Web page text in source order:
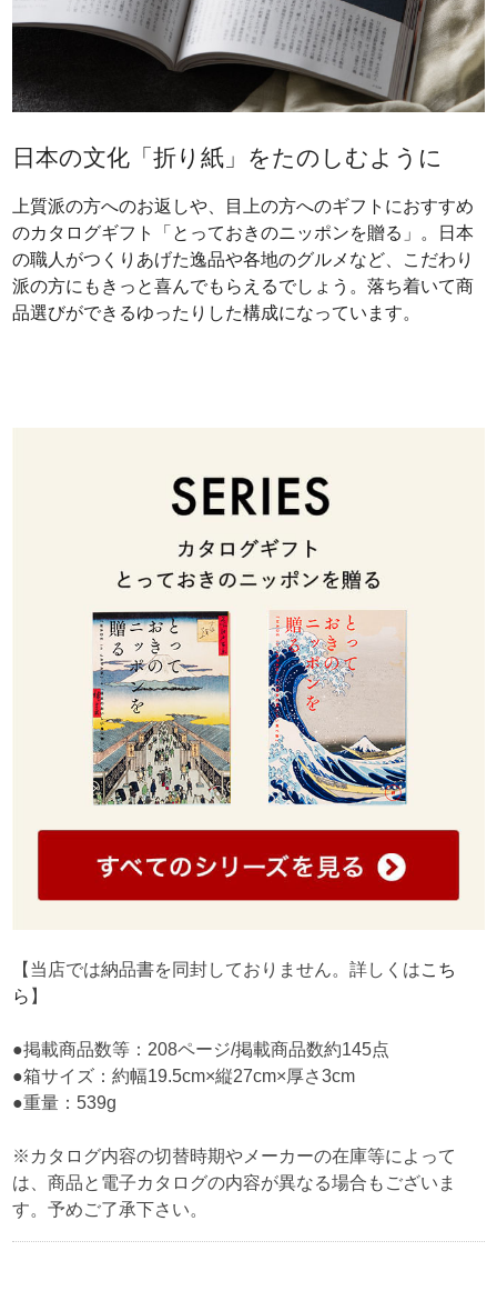
日本の文化「折り紙」をたのしむように
上質派の方へのお返しや、目上の方へのギフトにおすすめ
のカタログギフト「とっておきのニッポンを贈る」。日本
の職人がつくりあげた逸品や各地のグルメなど、こだわり
派の方にもきっと喜んでもらえるでしょう。落ち着いて商
品選びができるゆったりした構成になっています。
【当店では納品書を同封しておりません。詳しくはこち
ら 】
●掲載商品数等：208ページ/掲載商品数約145点
●箱サイズ：約幅19.5cm×縦27cm×厚さ3cm
●重量：539g
※カタログ内容の切替時期やメーカーの在庫等によって
は、商品と電子カタログの内容が異なる場合もございま
す。予めご了承下さい。